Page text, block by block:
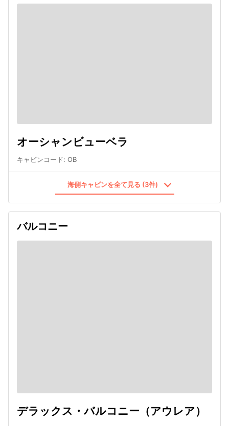
オーシャンビューベラ
キャビンコード: OB
海側キャビンを全て見る (3件)
バルコニー
デラックス・バルコニー（アウレア）